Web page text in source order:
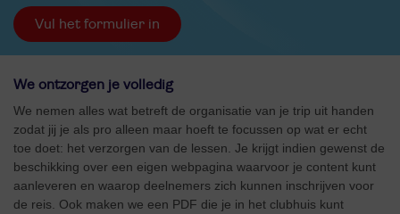
Vul het formulier in
We ontzorgen je volledig
We nemen alles wat betreft de organisatie van je trip uit handen
zodat jij je als pro alleen maar hoeft te focussen op wat er echt
toe doet: het verzorgen van de lessen. Je krijgt indien gewenst de
beschikking over een eigen webpagina waarvoor je content kunt
aanleveren en waarop deelnemers zich kunnen inschrijven voor
de reis. Ook maken we een PDF die je in het clubhuis kunt